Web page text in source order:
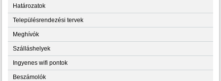
Határozatok
Településrendezési tervek
Meghívók
Szálláshelyek
Ingyenes wifi pontok
Beszámolók